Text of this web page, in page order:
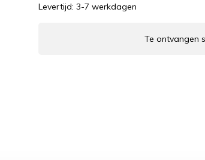
Levertijd: 3-7 werkdagen
Te ontvangen